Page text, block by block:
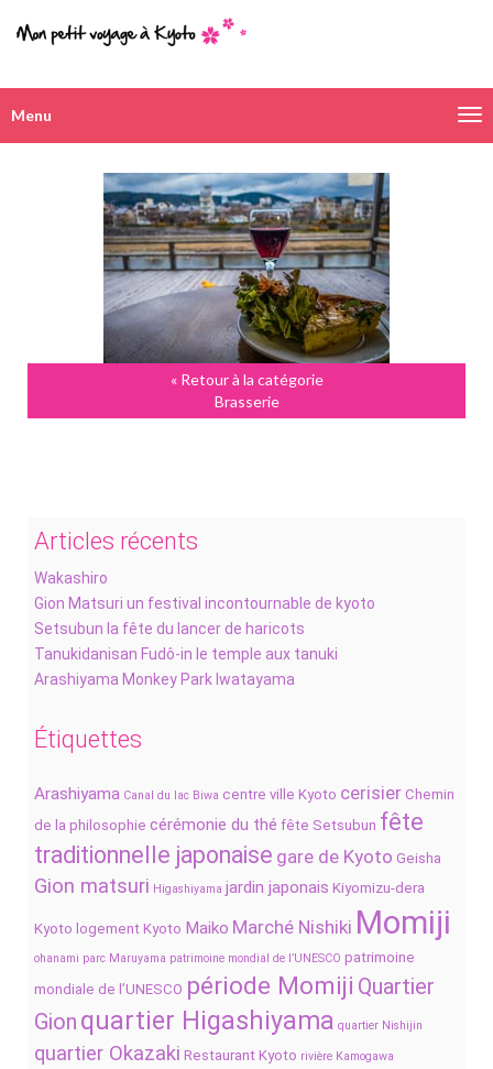
Menu
« Retour à la catégorie
Brasserie
Articles récents
Wakashiro
Gion Matsuri un festival incontournable de kyoto
Setsubun la fête du lancer de haricots
Tanukidanisan Fudô-in le temple aux tanuki
Arashiyama Monkey Park Iwatayama
Étiquettes
Arashiyama Canal du lac Biwa centre ville Kyoto cerisier Chemin
de la philosophie cérémonie du thé fête Setsubun fête
traditionnelle japonaise gare de Kyoto Geisha
Gion matsuri Higashiyama jardin japonais Kiyomizu-dera
Kyoto logement Kyoto Maiko Marché Nishiki Momiji
ohanami parc Maruyama patrimoine mondial de l’UNESCO patrimoine
mondiale de l’UNESCO période Momiji Quartier
Gion quartier Higashiyama quartier Nishijin
quartier Okazaki Restaurant Kyoto rivière Kamogawa